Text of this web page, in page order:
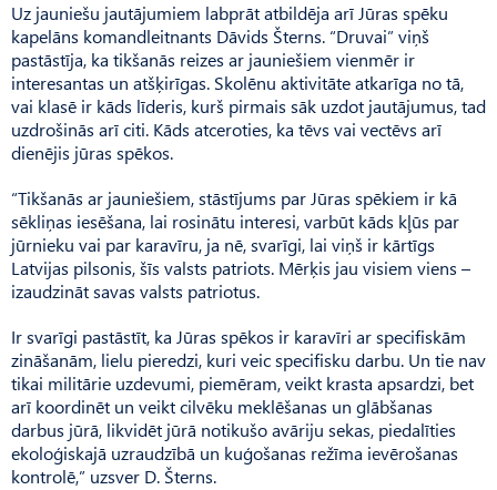
Uz jauniešu jautājumiem labprāt atbildēja arī Jūras spēku
kapelāns komandleitnants Dāvids Šterns. “Druvai” viņš
pastāstīja, ka tikšanās reizes ar jauniešiem vienmēr ir
interesantas un atšķirīgas. Skolēnu aktivitāte atkarīga no tā,
vai klasē ir kāds līderis, kurš pirmais sāk uzdot jautājumus, tad
uzdrošinās arī citi. Kāds atceroties, ka tēvs vai vectēvs arī
dienējis jūras spēkos.
“Tikšanās ar jauniešiem, stāstījums par Jūras spēkiem ir kā
sēkliņas iesēšana, lai rosinātu interesi, varbūt kāds kļūs par
jūrnieku vai par karavīru, ja nē, svarīgi, lai viņš ir kārtīgs
Latvijas pilsonis, šīs valsts patriots. Mērķis jau visiem viens –
izaudzināt savas valsts patriotus.
Ir svarīgi pastāstīt, ka Jūras spēkos ir karavīri ar specifiskām
zināšanām, lielu pieredzi, kuri veic specifisku darbu. Un tie nav
tikai militārie uzdevumi, piemēram, veikt krasta apsardzi, bet
arī koordinēt un veikt cilvēku meklēšanas un glābšanas
darbus jūrā, likvidēt jūrā notikušo avāriju sekas, piedalīties
ekoloģiskajā uzraudzībā un kuģošanas režīma ievērošanas
kontrolē,” uzsver D. Šterns.